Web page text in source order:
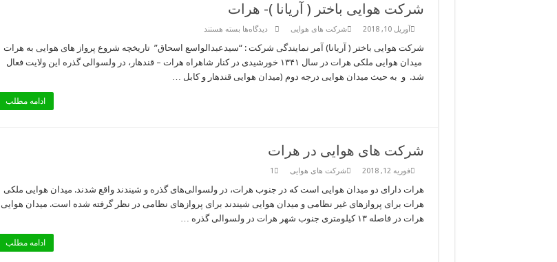
شرکت هوایی باختر ( آریانا )- هرات
آوریل 10, 2018 شرکت های هوایی دیدگاه‌ها
برای
هوایی
(
آریانا
)-
بسته هستند
شرکت هوایی باختر ( آریانا) آمر نمایندگی شرکت : “سیدعبدالواسع اسحاق” تاریخچه شروع پرواز های هوایی به هرات
میدان هوایی ملکی هرات در سال ١٣۴١ خورشیدی در کنار شاهراه هرات‌ – قندهار، در ولسوالی گذره این ولایت فعال
شد. و به حیث میدان هوایی درجه دوم (میدان هوایی قندهار و کابل …
ادامه مطلب
شرکت های هوایی در هرات
فوریه 12, 2018 شرکت های هوایی 1
هرات دارای دو میدان هوایی است که در جنوب هرات، در ولسوالی‌های گذره و شیندند واقع شدند. میدان هوایی ملکی
هرات برای پروازهای غیر نظامی و میدان هوایی شیندند برای پروازهای نظامی در نظر گرفته شده است. میدان هوایی
هرات در فاصله ۱۳ کیلومتری جنوب شهر هرات در ولسوالی گذره …
ادامه مطلب